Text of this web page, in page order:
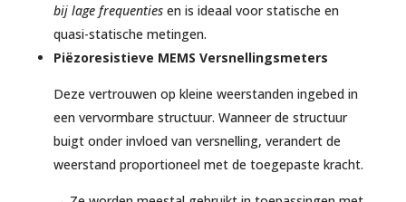
bij lage frequentiesen is ideaal voor statische en
quasi-statische metingen.
Piëzoresistieve MEMS Versnellingsmeters
Deze vertrouwen op kleine weerstanden ingebed in
een vervormbare structuur. Wanneer de structuur
buigt onder invloed van versnelling, verandert de
weerstand proportioneel met de toegepaste kracht.